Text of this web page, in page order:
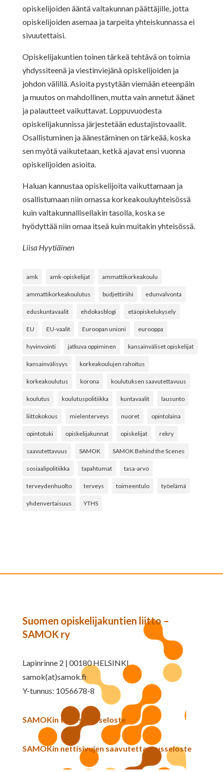
opiskelijoiden ääntä valtakunnan päättäjille, jotta
opiskelijoiden asemaa ja tarpeita yhteiskunnassa ei
sivuutettaisi.
Opiskelijakuntien toinen tärkeä tehtävä on toimia
yhdyssiteenä ja viestinviejänä opiskelijoiden ja
johdon välillä. Asioita pystytään viemään eteenpäin
ja muutos on mahdollinen, mutta vain annetut äänet
ja palautteet vaikuttavat. Loppuvuodesta
opiskelijakunnissa järjestetään edustajistovaalit.
Osallistuminen ja äänestäminen on tärkeää, koska
sen myötä vaikutetaan, ketkä ajavat ensi vuonna
opiskelijoiden asioita.
Haluan kannustaa opiskelijoita vaikuttamaan ja
osallistumaan niin omassa korkeakouluyhteisössä
kuin valtakunnallisellakin tasolla, koska se
hyödyttää niin omaa itseä kuin muitakin yhteisössä.
Liisa Hyytiäinen
amk amk-opiskelijat ammattikorkeakoulu
ammattikorkeakoulutus budjettiriihi edunvalvonta
eduskuntavaalit ehdokasblogi etäopiskelukysely
EU EU-vaalit Euroopan unioni eurooppa
hyvinvointi jatkuva oppiminen kansainväliset opiskelijat
kansainvälisyys korkeakoulujen rahoitus
korkeakoulutus korona koulutuksen saavutettavuus
koulutus koulutuspolitiikka kuntavaalit lausunto
liittokokous mielenterveys nuoret opintolaina
opintotuki opiskelijakunnat opiskelijat rekry
saavutettavuus SAMOK SAMOK Behind the Scenes
sosiaalipolitiikka tapahtumat tasa-arvo
terveydenhuolto terveys toimeentulo työelämä
yhdenvertaisuus YTHS
Suomen opiskelijakuntien liitto –
SAMOK ry
Lapinrinne 2 | 00180 HELSINKI
samok(at)samok.fi
Y-tunnus: 1056678-8
SAMOKin tietosuojaseloste
SAMOKin nettisivujen saavutettavuusseloste